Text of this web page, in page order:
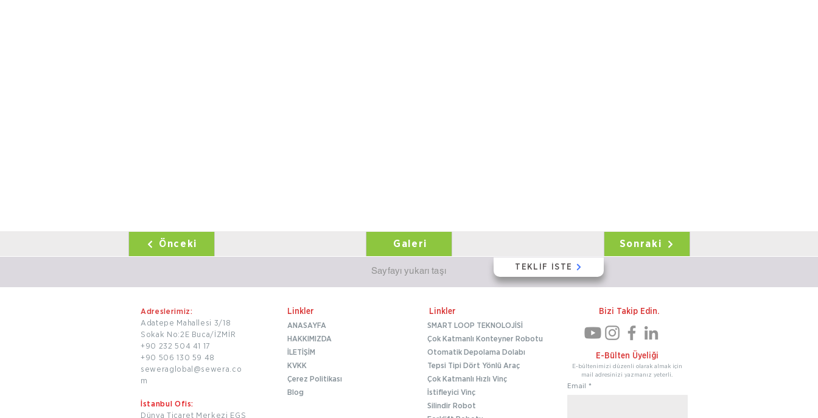
Önceki Galeri Sonraki
Sayfayı yukarı taşı TEKLİF İSTE
Adreslerimiz:
Adatepe Mahallesi 3/18
Sokak No:2E Buca/İZMİR
+90 232 504 41 17
+90 506 130 59 48
seweraglobal@sewera.co
m
İstanbul Ofis:
Dünya Ticaret Merkezi EGS
Linkler
ANASAYFA
HAKKIMIZDA
İLETİŞİM
KVKK
Çerez Politikası
Blog
Linkler
SMART LOOP TEKNOLOJİSİ
Çok Katmanlı Konteyner Robotu
Otomatik Depolama Dolabı
Tepsi Tipi Dört Yönlü Araç
Çok Katmanlı Hızlı Vinç
İstifleyici Vinç
Silindir Robot
Bizi Takip Edin.
E-Bülten Üyeliği
E-bültenimizi düzenli olarak almak için
mail adresinizi yazmanız yeterli.
Email *